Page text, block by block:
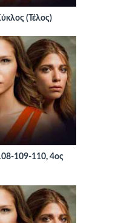
(Τέλος)
109-110, 4ος